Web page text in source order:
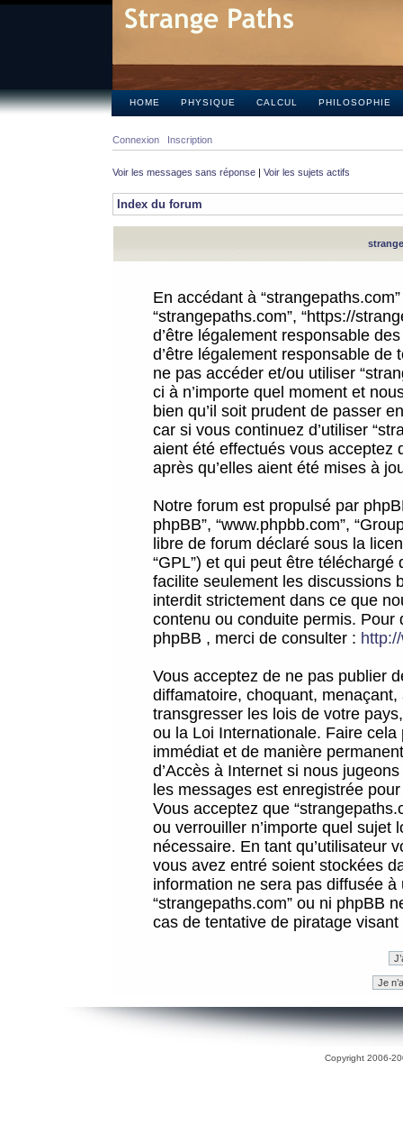
HOME PHYSIQUE CALCUL PHILOSOPHIE
Connexion Inscription
Voir les messages sans réponse | Voir les sujets actifs
Index du forum
En accédant à
“strangepaths.com”, “https://
d’être légalement responsable
d’être légalement responsable
ne pas accéder et/ou utiliser
ci à n’importe quel moment et
bien qu’il soit prudent de passer
car si vous continuez d’utiliser
aient été effectués vous acceptez
après qu’elles aient été mises à
Notre forum est propulsé par
phpBB”, “www.phpbb.com”,
libre de forum déclaré sous la
“GPL”) et qui peut être téléchargé
facilite seulement les discussions
interdit strictement dans ce que
contenu ou conduite permis.
phpBB , merci de consulter :
Vous acceptez de ne pas publier
diffamatoire, choquant,
transgresser les lois de votre
ou la Loi Internationale. Faire
immédiat et de manière
d’Accès à Internet si nous
les messages est enregistrée
Vous acceptez que
ou verrouiller n’importe quel sujet
nécessaire. En tant qu’utilisateur
vous avez entré soient stockées
information ne sera pas diffusée
“strangepaths.com” ou ni phpBB
cas de tentative de piratage
Copyright 2006-